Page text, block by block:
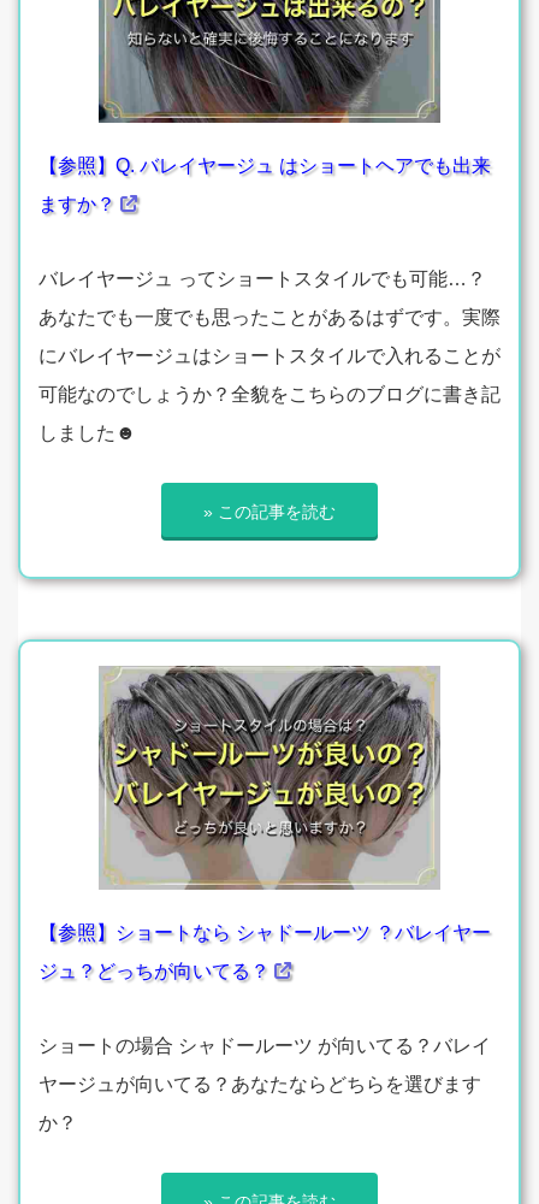
【参照】Q. バレイヤージュ はショートヘアでも出来
ますか？
バレイヤージュ ってショートスタイルでも可能…？
あなたでも一度でも思ったことがあるはずです。実際
にバレイヤージュはショートスタイルで入れることが
可能なのでしょうか？全貌をこちらのブログに書き記
しました☻
» この記事を読む
【参照】ショートなら シャドールーツ ？バレイヤー
ジュ？どっちが向いてる？
ショートの場合 シャドールーツ が向いてる？バレイ
ヤージュが向いてる？あなたならどちらを選びます
か？